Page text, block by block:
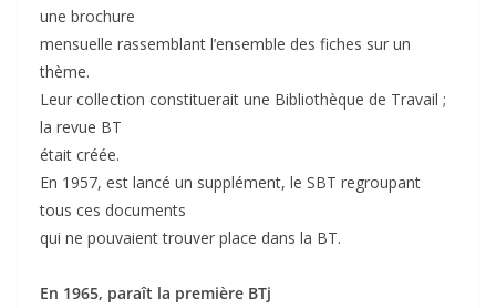
une brochure
mensuelle rassemblant l’ensemble des fiches sur un
thème.
Leur collection constituerait une Bibliothèque de Travail ;
la revue BT
était créée.
En 1957, est lancé un supplément, le SBT regroupant
tous ces documents
qui ne pouvaient trouver place dans la BT.
En 1965, paraît la première BTj